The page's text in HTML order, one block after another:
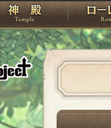
PandoraPartyProject
神殿